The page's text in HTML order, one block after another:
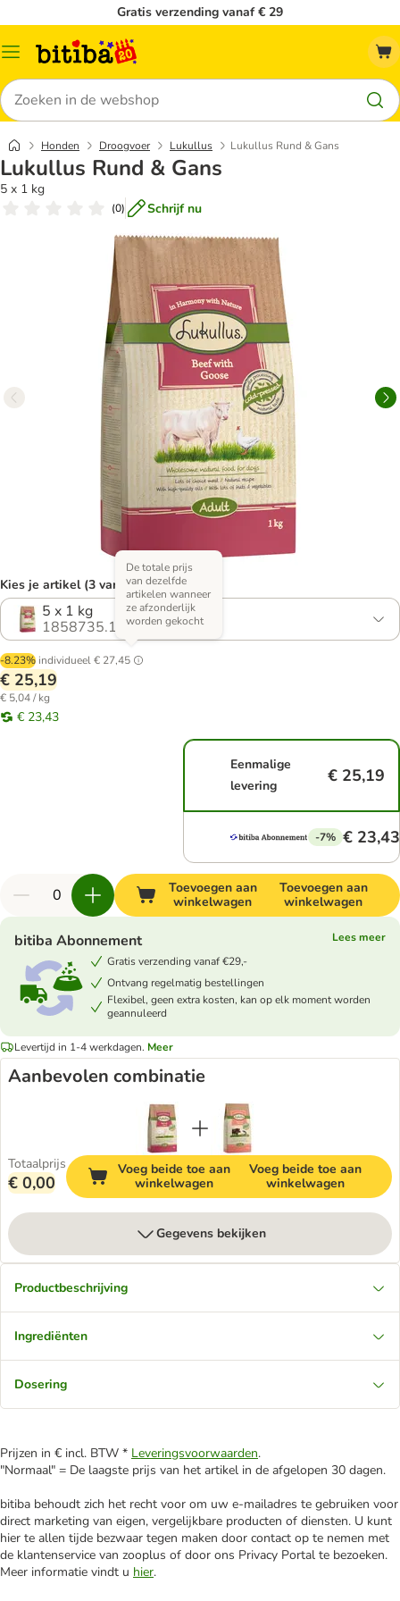
Gratis verzending vanaf € 29
Catalogusmenu
Zoeken
Honden Droogvoer Lukullus Lukullus Rund & Gans
Lukullus Rund & Gans
5 x 1 kg
(0) Schrijf nu
Kies je artikel (3 varianten)
5 x 1 kg
1858735.1
-8.23% individueel€ 27,45
De totale prijs
van dezelfde
artikelen wanneer
ze afzonderlijk
worden gekocht
€ 25,19
€ 5,04 / kg
€ 23,43
Eenmalige
levering
€ 25,19
-7% € 23,43
Toevoegen aan
winkelwagen
Toevoegen aan
winkelwagen
bitiba Abonnement
Lees meer
Gratis verzending vanaf €29,-
Ontvang regelmatig bestellingen
Flexibel, geen extra kosten, kan op elk moment worden
geannuleerd
Levertijd in 1-4 werkdagen. Meer
Aanbevolen combinatie
Totaalprijs
€ 0,00
Voeg beide toe aan
winkelwagen
Voeg beide toe aan
winkelwagen
Gegevens bekijken
Productbeschrijving
Ingrediënten
Dosering
Prijzen in € incl. BTW * Leveringsvoorwaarden.
"Normaal" = De laagste prijs van het artikel in de afgelopen 30 dagen.
bitiba behoudt zich het recht voor om uw e-mailadres te gebruiken voor
direct marketing van eigen, vergelijkbare producten of diensten. U kunt
hier te allen tijde bezwaar tegen maken door contact op te nemen met
de klantenservice van zooplus of door ons Privacy Portal te bezoeken.
Meer informatie vindt u hier.